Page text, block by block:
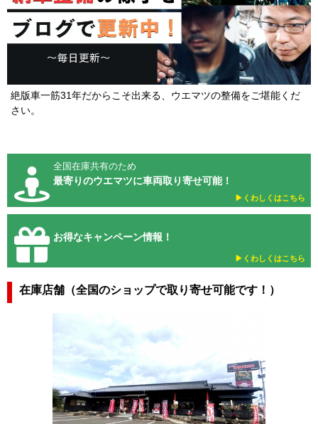
絶版車一筋31年だからこそ出来る、ウエマツの整備をご堪能くだ
さい。
全国在庫共有のため
最寄りのウエマツに車両取り寄せ可能！
▶︎くわしくはこちら
お得なキャンペーン情報！
▶︎くわしくはこちら
在庫店舗（全国のショップで取り寄せ可能です！）